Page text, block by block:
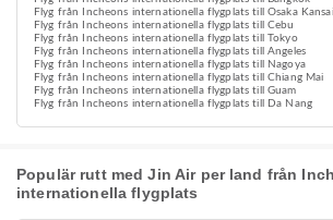
Flyg från Incheons internationella flygplats till Osaka Kansai
Flyg från Incheons internationella flygplats till Cebu
Flyg från Incheons internationella flygplats till Tokyo
Flyg från Incheons internationella flygplats till Angeles
Flyg från Incheons internationella flygplats till Nagoya
Flyg från Incheons internationella flygplats till Chiang Mai
Flyg från Incheons internationella flygplats till Guam
Flyg från Incheons internationella flygplats till Da Nang
Populär rutt med Jin Air per land från
internationella flygplats